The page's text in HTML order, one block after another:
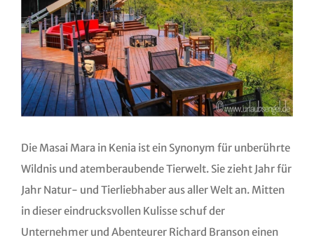
Die Masai Mara in Kenia ist ein Synonym für unberührte
Wildnis und atemberaubende Tierwelt. Sie zieht Jahr für
Jahr Natur- und Tierliebhaber aus aller Welt an. Mitten
in dieser eindrucksvollen Kulisse schuf der
Unternehmer und Abenteurer Richard Branson einen